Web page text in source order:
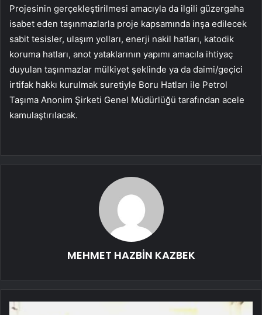
Projesinin gerçekleştirilmesi amacıyla da ilgili güzergaha
isabet eden taşınmazlarla proje kapsamında inşa edilecek
sabit tesisler, ulaşım yolları, enerji nakil hatları, katodik
koruma hatları, anot yataklarının yapımı amacıla ihtiyaç
duyulan taşınmazlar mülkiyet şeklinde ya da daimi/geçici
irtifak hakkı kurulmak suretiyle Boru Hatları ile Petrol
Taşıma Anonim Şirketi Genel Müdürlüğü tarafından acele
kamulaştırılacak.
MEHMET HAZBİN KAZBEK